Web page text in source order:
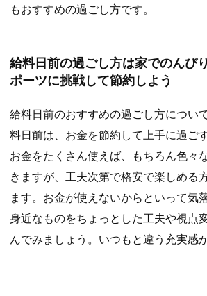
もおすすめの過ごし方です。
給料日前の過ごし方は家でのんび
ポーツに挑戦して節約しよう
給料日前のおすすめの過ごし方につい
料日前は、お金を節約して上手に過ご
お金をたくさん使えば、もちろん色々
きますが、工夫次第で格安で楽しめる
ます。お金が使えないからといって気
身近なものをちょっとした工夫や視点
んでみましょう。いつもと違う充実感